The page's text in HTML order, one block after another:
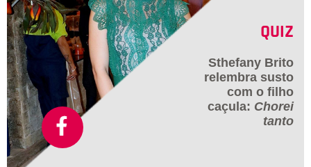
QUIZ
Sthefany Brito
relembra susto
com o filho
caçula: Chorei
tanto